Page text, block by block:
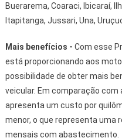
Buerarema, Coaraci, Ibicaraí,
Itapitanga, Jussari, Una,
Mais benefícios - Com esse
está proporcionando aos
possibilidade de obter mais
veicular. Em comparação com
apresenta um custo por
menor, o que representa uma
mensais com abastecimento.